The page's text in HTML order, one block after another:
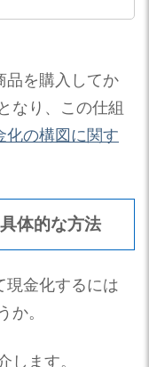
品を購入してか
なり、この仕組
化の構図に関す
体的な方法
現金化するには
か。
します。